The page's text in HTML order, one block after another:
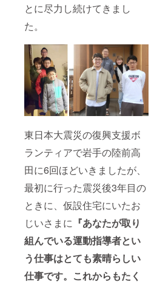
とに尽力し続けてきまし
た。
東日本大震災の復興支援ボ
ランティアで岩手の陸前高
田に6回ほどいきましたが、
最初に行った震災後3年目の
ときに、仮設住宅にいたお
じいさまに 『あなたが取り
組んでいる運動指導者とい
う仕事はとても素晴らしい
仕事です。これからもたく